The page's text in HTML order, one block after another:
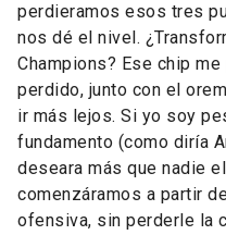
perdieramos esos tres
nos dé el nivel.
Champions? Ese chip
perdido, junto con el
ir más lejos. Si yo soy
fundamento (como diría
deseara más que nadie
comenzáramos a partir
ofensiva, sin perderle la